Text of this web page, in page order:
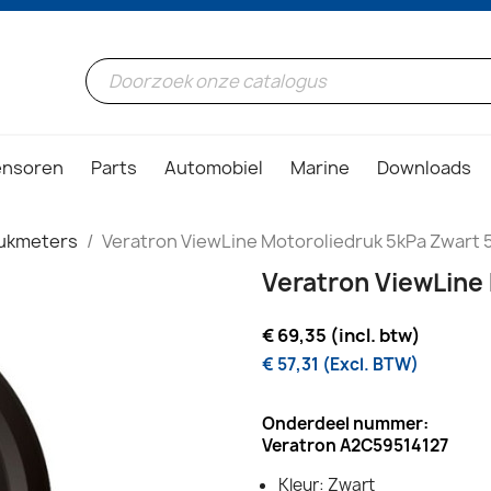
Parts Automobiel Marine Downloads
Veratron ViewLine Motoroliedruk 5kPa Zwart
Veratron
€ 69,35 (incl. btw)
€ 57,31 (Excl. BTW)
Onderdeel nummer:
Veratron A2C59514127
Kleur: Zwart